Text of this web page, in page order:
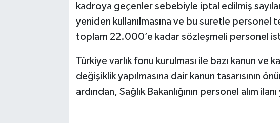
kadroya geçenler sebebiyle iptal edilmiş
yeniden kullanılmasına ve bu suretle personel
toplam 22.000’e kadar sözleşmeli personel
Türkiye varlık fonu kurulması ile bazı kanun ve
değişiklik yapılmasına dair kanun tasarısının
ardından, Sağlık Bakanlığının personel alım